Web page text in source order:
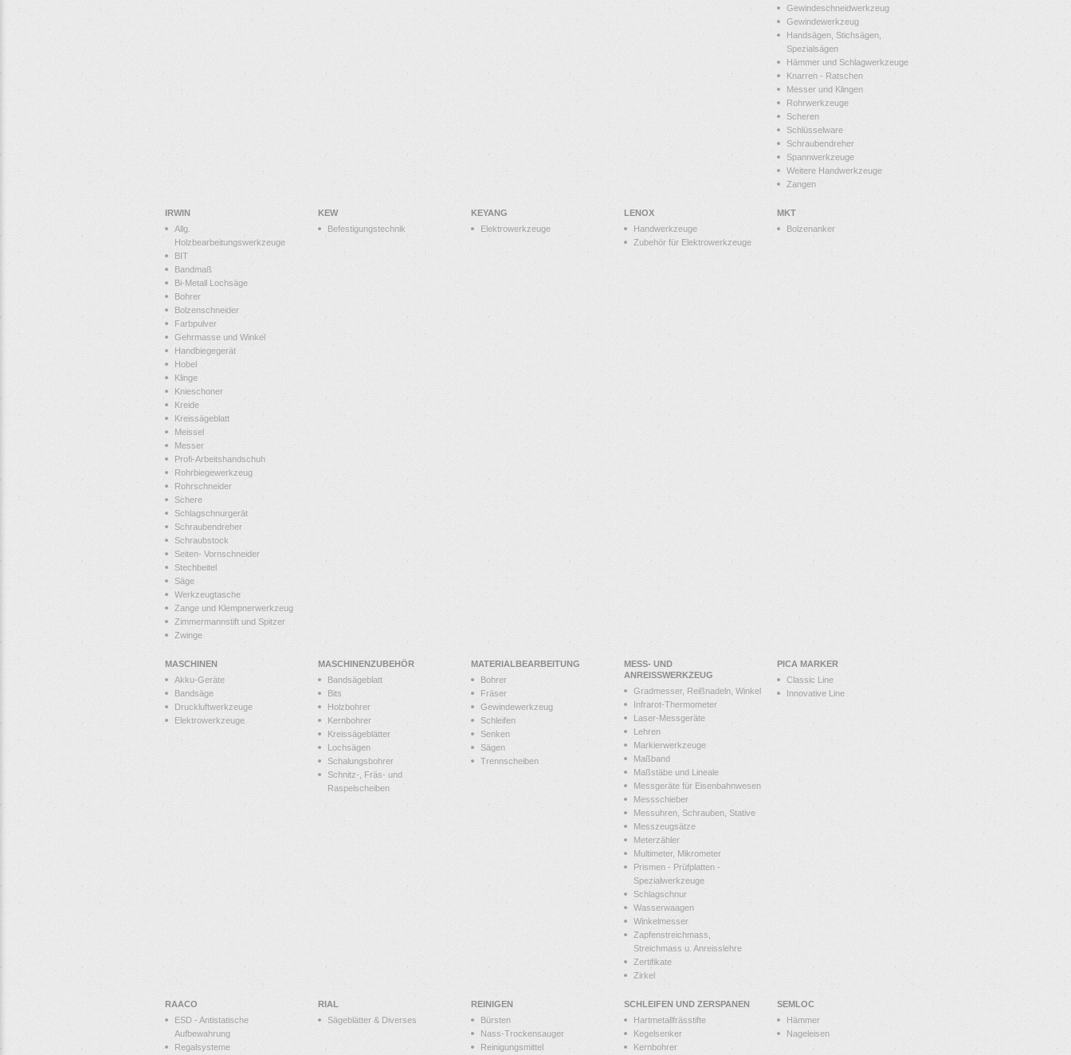
Gewindeschneidwerkzeug
Gewindewerkzeug
Handsägen, Stichsägen,
Spezialsägen
Hämmer und Schlagwerkzeuge
Knarren - Ratschen
Messer und Klingen
Rohrwerkzeuge
Scheren
Schlüsselware
Schraubendreher
Spannwerkzeuge
Weitere Handwerkzeuge
Zangen
IRWIN
Allg.
Holzbearbeitungswerkzeuge
BIT
Bandmaß
Bi-Metall Lochsäge
Bohrer
Bolzenschneider
Farbpulver
Gehrmasse und Winkel
Handbiegegerät
Hobel
Klinge
Knieschoner
Kreide
Kreissägeblatt
Meissel
Messer
Profi-Arbeitshandschuh
Rohrbiegewerkzeug
Rohrschneider
Schere
Schlagschnurgerät
Schraubendreher
Schraubstock
Seiten- Vornschneider
Stechbeitel
Säge
Werkzeugtasche
Zange und Klempnerwerkzeug
Zimmermannstift und Spitzer
Zwinge
KEW
Befestigungstechnik
KEYANG
Elektrowerkzeuge
LENOX
Handwerkzeuge
Zubehör für Elektrowerkzeuge
MKT
Bolzenanker
MASCHINEN
Akku-Geräte
Bandsäge
Druckluftwerkzeuge
Elektrowerkzeuge
MASCHINENZUBEHÖR
Bandsägeblatt
Bits
Holzbohrer
Kernbohrer
Kreissägeblätter
Lochsägen
Schalungsbohrer
Schnitz-, Fräs- und
Raspelscheiben
MATERIALBEARBEITUNG
Bohrer
Fräser
Gewindewerkzeug
Schleifen
Senken
Sägen
Trennscheiben
MESS- UND
ANREISSWERKZEUG
Gradmesser, Reißnadeln, Winkel
Infrarot-Thermometer
Laser-Messgeräte
Lehren
Markierwerkzeuge
Maßband
Maßstäbe und Lineale
Messgeräte für Eisenbahnwesen
Messschieber
Messuhren, Schrauben, Stative
Messzeugsätze
Meterzähler
Multimeter, Mikrometer
Prismen - Prüfplatten -
Spezialwerkzeuge
Schlagschnur
Wasserwaagen
Winkelmesser
Zapfenstreichmass,
Streichmass u. Anreisslehre
Zertifikate
Zirkel
PICA MARKER
Classic Line
Innovative Line
RAACO
ESD - Antistatische
Aufbewahrung
Regalsysteme
RIAL
Sägeblätter & Diverses
REINIGEN
Bürsten
Nass-Trockensauger
Reinigungsmittel
SCHLEIFEN UND ZERSPANEN
Hartmetallfrässtifte
Kegelsenker
Kernbohrer
SEMLOC
Hämmer
Nageleisen